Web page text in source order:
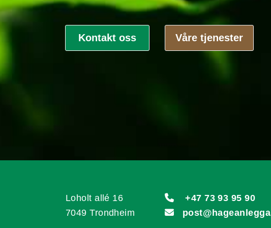
Kontakt oss Våre tjenester
Loholt allé 16
7049 Trondheim
 +47 73 93 95 90
